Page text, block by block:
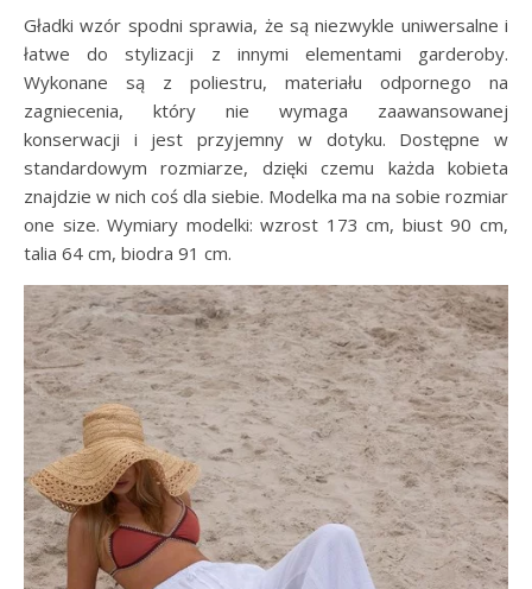
Gładki wzór spodni sprawia, że są niezwykle uniwersalne i
łatwe do stylizacji z innymi elementami garderoby.
Wykonane są z poliestru, materiału odpornego na
zagniecenia, który nie wymaga zaawansowanej
konserwacji i jest przyjemny w dotyku. Dostępne w
standardowym rozmiarze, dzięki czemu każda kobieta
znajdzie w nich coś dla siebie. Modelka ma na sobie rozmiar
one size. Wymiary modelki: wzrost 173 cm, biust 90 cm,
talia 64 cm, biodra 91 cm.